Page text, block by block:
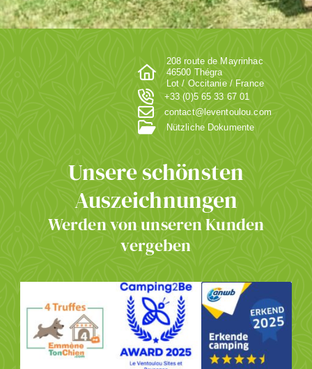
208 route de Mayrinhac
46500 Thégra
Lot / Occitanie / France
+33 (0)5 65 33 67 01
contact@leventoulou.com
Nützliche Dokumente
Unsere schönsten
Auszeichnungen
Werden von unseren Kunden
vergeben